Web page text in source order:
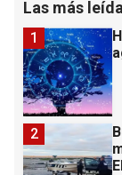
Las más
1
2